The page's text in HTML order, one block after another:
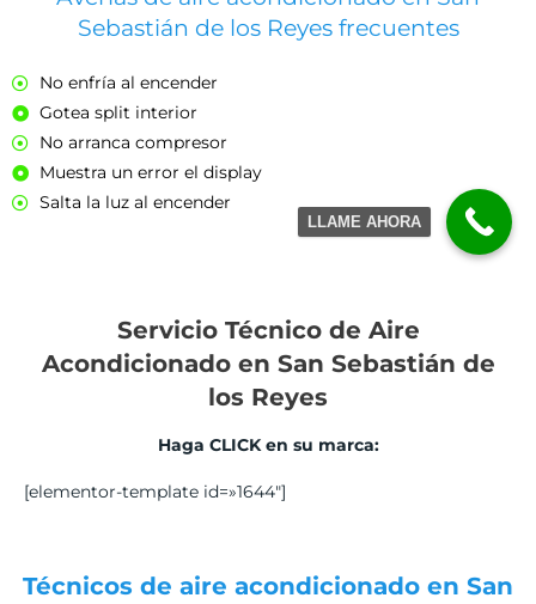
Sebastián de los Reyes frecuentes
No enfría al encender
Gotea split interior
No arranca compresor
Muestra un error el display
Salta la luz al encender
Servicio Técnico de Aire
Acondicionado en San Sebastián de
los Reyes
Haga CLICK en su marca:
[elementor-template id=»1644″]
Técnicos de aire acondicionado en San
LLAME AHORA